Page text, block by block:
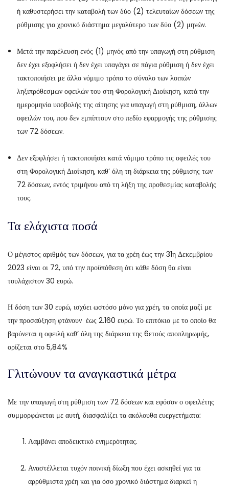
ή καθυστερήσει την καταβολή των δύο (2) τελευταίων δόσεων της
ρύθμισης για χρονικό διάστημα μεγαλύτερο των δύο (2) μηνών.
Μετά την παρέλευση ενός (1) μηνός από την υπαγωγή στη ρύθμιση
δεν έχει εξοφλήσει ή δεν έχει υπαγάγει σε πάγια ρύθμιση ή δεν έχει
τακτοποιήσει με άλλο νόμιμο τρόπο το σύνολο των λοιπών
ληξιπρόθεσμων οφειλών του στη Φορολογική Διοίκηση, κατά την
ημερομηνία υποβολής της αίτησης για υπαγωγή στη ρύθμιση, άλλων
οφειλών του, που δεν εμπίπτουν στο πεδίο εφαρμογής της ρύθμισης
των 72 δόσεων.
Δεν εξοφλήσει ή τακτοποιήσει κατά νόμιμο τρόπο τις οφειλές του
στη Φορολογική Διοίκηση, καθ’ όλη τη διάρκεια της ρύθμισης των
72 δόσεων, εντός τριμήνου από τη λήξη της προθεσμίας καταβολής
τους.
Τα ελάχιστα ποσά
Ο μέγιστος αριθμός των δόσεων, για τα χρέη έως την 31η Δεκεμβρίου
2023 είναι οι 72, υπό την προϋπόθεση ότι κάθε δόση θα είναι
τουλάχιστον 30 ευρώ.
Η δόση των 30 ευρώ, ισχύει ωστόσο μόνο για χρέη, τα οποία μαζί με
την προσαύξηση φτάνουν έως 2.160 ευρώ. Το επιτόκιο με το οποίο θα
βαρύνεται η οφειλή καθ’ όλη της διάρκεια της 6ετούς αποπληρωμής,
ορίζεται στο 5,84%
Γλιτώνουν τα αναγκαστικά μέτρα
Με την υπαγωγή στη ρύθμιση των 72 δόσεων και εφόσον ο οφειλέτης
συμμορφώνεται με αυτή, διασφαλίζει τα ακόλουθα ευεργετήματα:
Λαμβάνει αποδεικτικό ενημερότητας.
Αναστέλλεται τυχόν ποινική δίωξη που έχει ασκηθεί για τα
αρρύθμιστα χρέη και για όσο χρονικό διάστημα διαρκεί η